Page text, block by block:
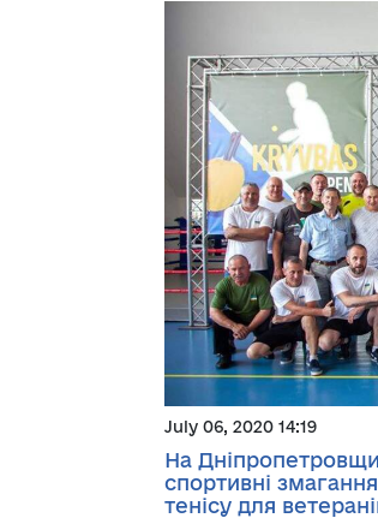
July 06, 2020 14:19
На
спортивні
тенісу для